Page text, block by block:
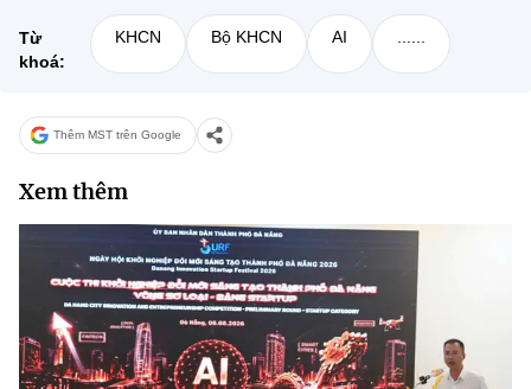
Từ
khoá:
KHCN Bộ KHCN AI
Thêm MST trên Google
Xem thêm